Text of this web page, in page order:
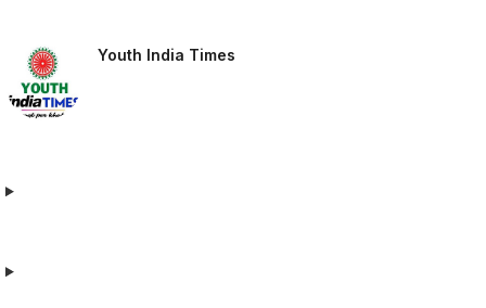
Youth India Times